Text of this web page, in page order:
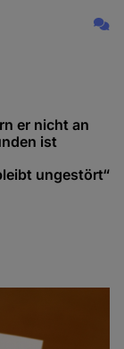
er nicht an
ist
ungestört“